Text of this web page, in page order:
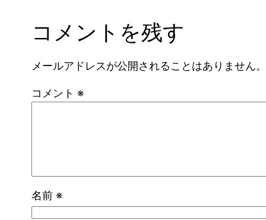
コメントを残す
メールアドレスが公開されることはありません
コメント ※
名前 ※